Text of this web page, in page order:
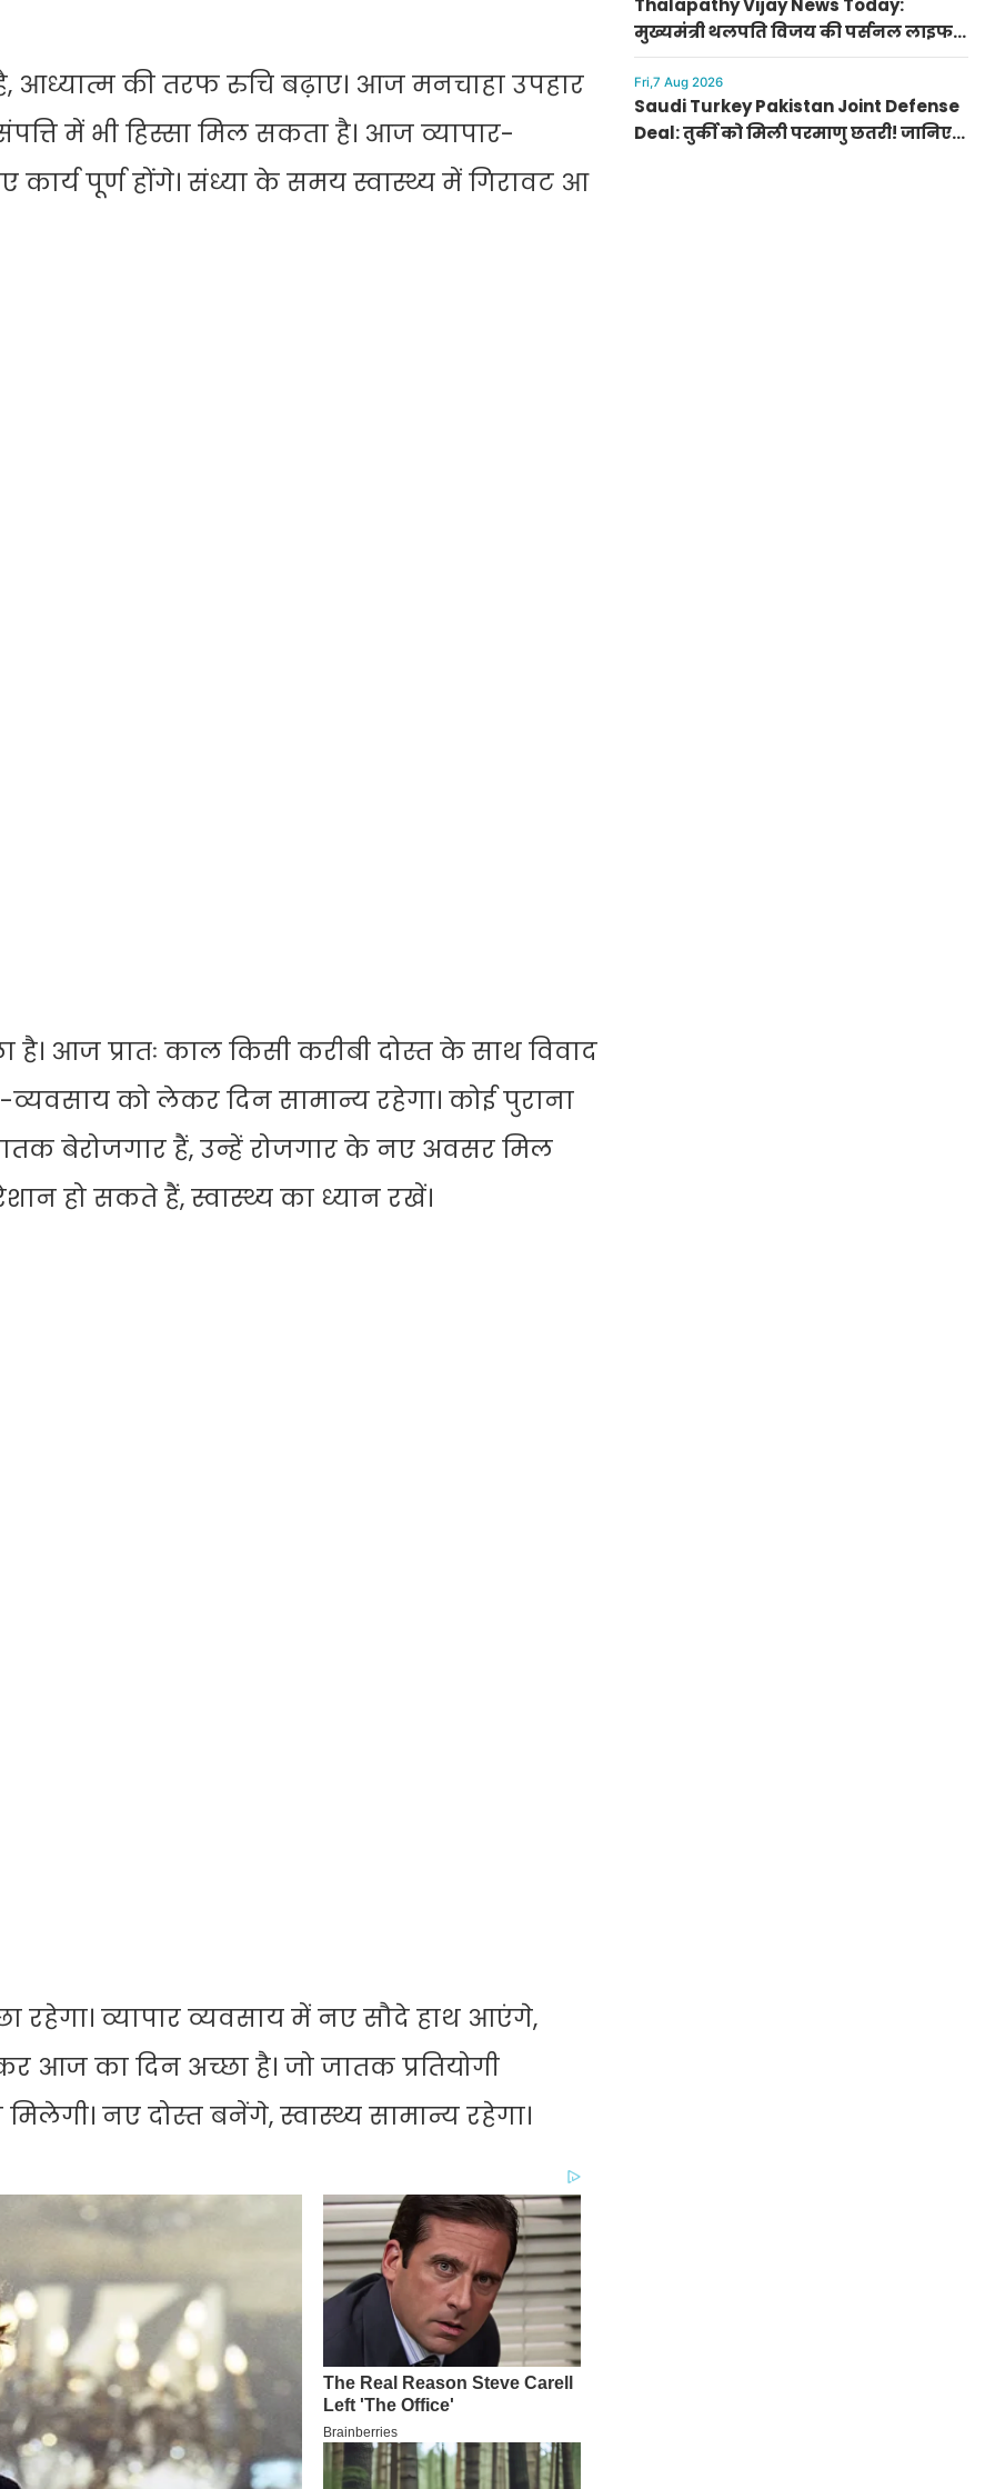
की तरफ रुचि बढ़ाए। आज मनचाहा उपहार
में भी हिस्सा मिल सकता है। आज व्यापार-
पूर्ण होंगे। संध्या के समय स्वास्थ्य में गिरावट आ
आज प्रातः काल किसी करीबी दोस्त के साथ विवाद
को लेकर दिन सामान्य रहेगा। कोई पुराना
बेरोजगार हैं, उन्हें रोजगार के नए अवसर मिल
हो सकते हैं, स्वास्थ्य का ध्यान रखें।
व्यापार व्यवसाय में नए सौदे हाथ आएंगे,
आज का दिन अच्छा है। जो जातक प्रतियोगी
नए दोस्त बनेंगे, स्वास्थ्य सामान्य रहेगा।
Thalapathy Vijay News Today:
मुख्यमंत्री थलपति विजय की पर्सनल लाइफ
से जुड़ी बड़ी खबर, पत्नी संगीता संग सुलझा
विवाद
Fri,7 Aug 2026
Saudi Turkey Pakistan Joint Defense
Deal: तुर्की को मिली परमाणु छतरी! जानिए